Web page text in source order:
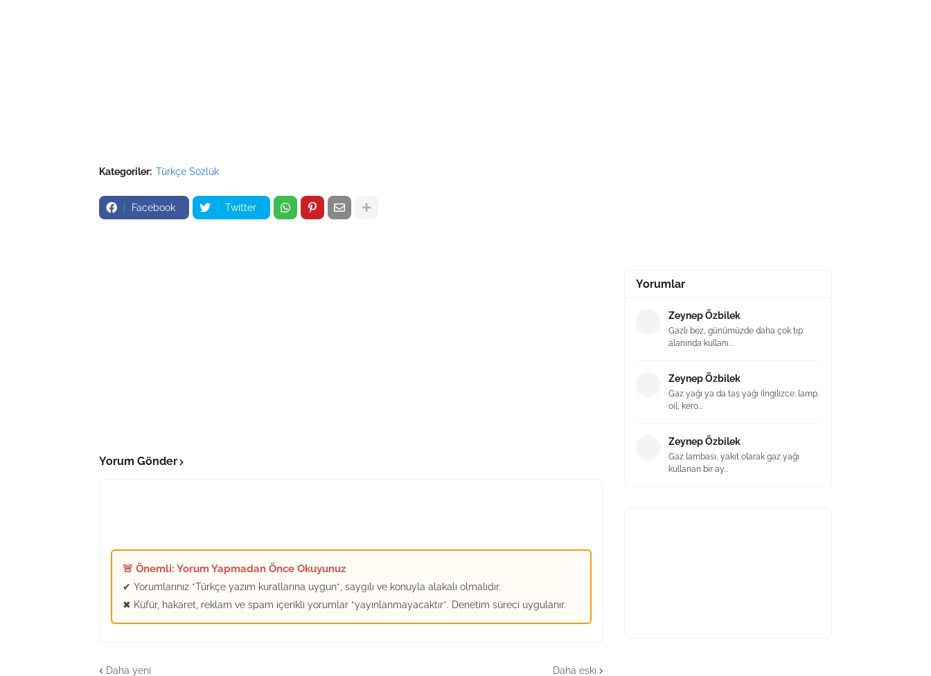
Kategoriler: Türkçe Sözlük
Facebook Twitter
Yorum Gönder
🚨 Önemli: Yorum Yapmadan Önce Okuyunuz
✔ Yorumlarınız *Türkçe yazım kurallarına uygun*, saygılı ve konuyla alakalı olmalıdır.
✖ Küfür, hakaret, reklam ve spam içerikli yorumlar *yayınlanmayacaktır*. Denetim süreci uygulanır.
Daha yeni Daha eski
Yorumlar
Zeynep Özbilek
Gazlı bez, günümüzde daha çok tıp
alanında kullanı...
Zeynep Özbilek
Gaz yağı ya da taş yağı (İngilizce: lamp
oil, kero...
Zeynep Özbilek
Gaz lambası, yakıt olarak gaz yağı
kullanan bir ay...